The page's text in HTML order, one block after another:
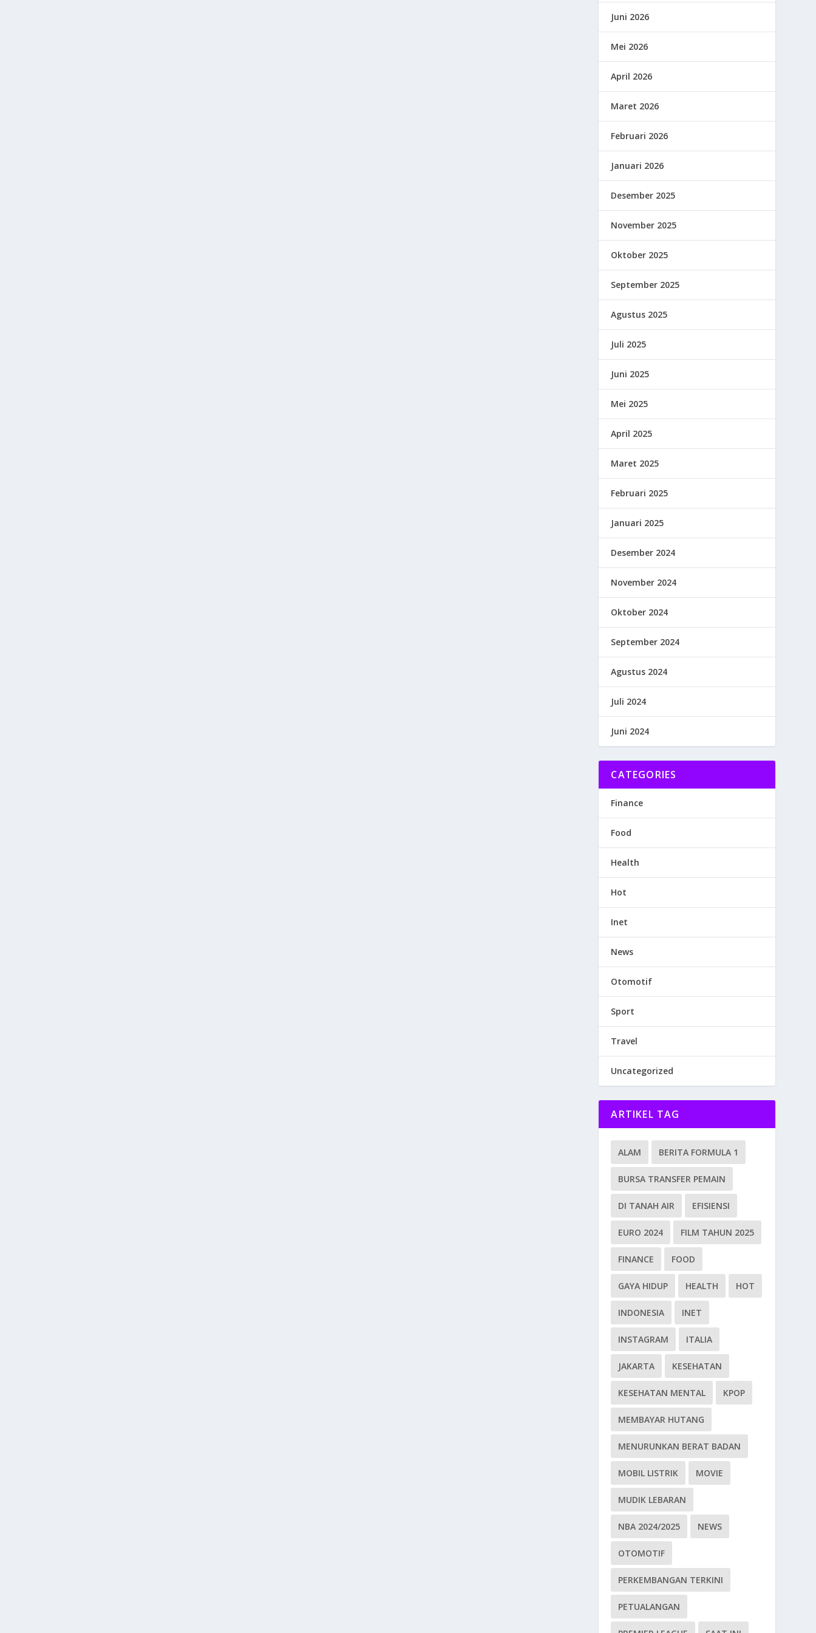
Juni 2026
Mei 2026
April 2026
Maret 2026
Februari 2026
Januari 2026
Desember 2025
November 2025
Oktober 2025
September 2025
Agustus 2025
Juli 2025
Juni 2025
Mei 2025
April 2025
Maret 2025
Februari 2025
Januari 2025
Desember 2024
November 2024
Oktober 2024
September 2024
Agustus 2024
Juli 2024
Juni 2024
CATEGORIES
Finance
Food
Health
Hot
Inet
News
Otomotif
Sport
Travel
Uncategorized
ARTIKEL TAG
ALAM BERITA FORMULA 1
BURSA TRANSFER PEMAIN
DI TANAH AIR EFISIENSI
EURO 2024 FILM TAHUN 2025
FINANCE FOOD
GAYA HIDUP HEALTH HOT
INDONESIA INET
INSTAGRAM ITALIA
JAKARTA KESEHATAN
KESEHATAN MENTAL KPOP
MEMBAYAR HUTANG
MENURUNKAN BERAT BADAN
MOBIL LISTRIK MOVIE
MUDIK LEBARAN
NBA 2024/2025 NEWS
OTOMOTIF
PERKEMBANGAN TERKINI
PETUALANGAN